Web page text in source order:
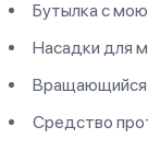
Бутылка с
Насадки для
Вращающийся
Средство